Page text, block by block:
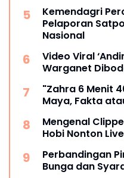
Kemendagri
Pelaporan
Nasional
Video Viral
Warganet
"Zahra 6 Menit
Maya, Fakta
Mengenal
Hobi Nonton Live
Perbandingan
Bunga dan